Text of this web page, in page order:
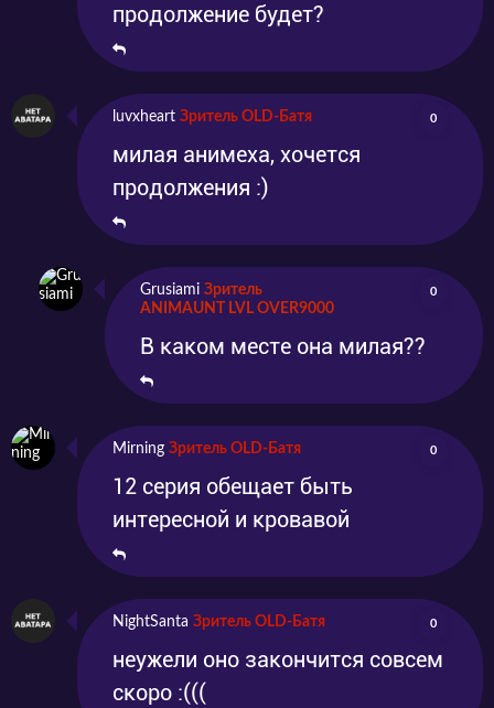
продолжение будет?
luvxheart Зритель OLD-Батя 0
милая анимеха, хочется
продолжения :)
Grusiami Зритель
ANIMAUNT LVL OVER9000
0
В каком месте она милая??
Mirning Зритель OLD-Батя 0
12 серия обещает быть
интересной и кровавой
NightSanta Зритель OLD-Батя 0
неужели оно закончится совсем
скоро :(((